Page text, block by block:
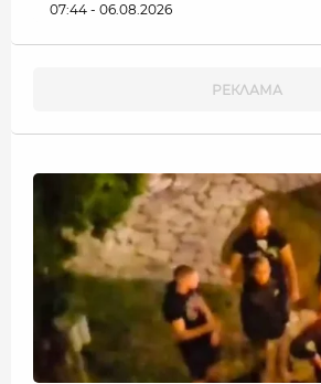
07:44 - 06.08.2026